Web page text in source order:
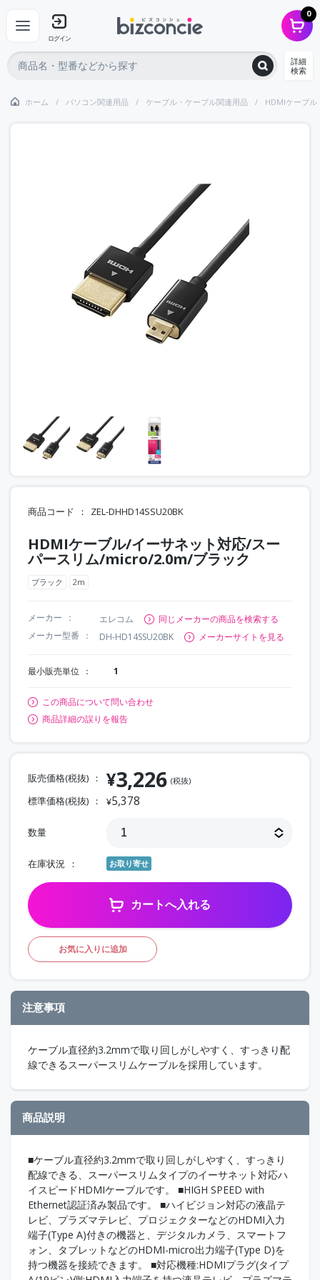
ログイン
0
詳細
検索
ホーム パソコン関連用品 ケーブル・ケーブル関連用品 HDMIケーブル
商品コード ZEL-DHHD14SSU20BK
HDMIケーブル/イーサネット対応/スー
パースリム/micro/2.0m/ブラック
ブラック 2m
メーカー エレコム
同じメーカーの商品を検索する
メーカー型番
DH-HD14SSU20BK メーカーサイトを見る
最小販売単位 1
この商品について問い合わせ
商品詳細の誤りを報告
販売価格(税抜) ¥3,226 (税抜)
標準価格(税抜) ¥5,378
数量
在庫状況 お取り寄せ
カートへ入れる
お気に入りに追加
注意事項
ケーブル直径約3.2mmで取り回しがしやすく、すっきり配
線できるスーパースリムケーブルを採用しています。
商品説明
■ケーブル直径約3.2mmで取り回しがしやすく、すっきり
配線できる、スーパースリムタイプのイーサネット対応ハ
イスピードHDMIケーブルです。 ■HIGH SPEED with
Ethernet認証済み製品です。 ■ハイビジョン対応の液晶テ
レビ、プラズマテレビ、プロジェクターなどのHDMI入力
端子(Type A)付きの機器と、デジタルカメラ、スマートフ
ォン、タブレットなどのHDMI-micro出力端子(Type D)を
持つ機器を接続できます。 ■対応機種:HDMIプラグ(タイプ